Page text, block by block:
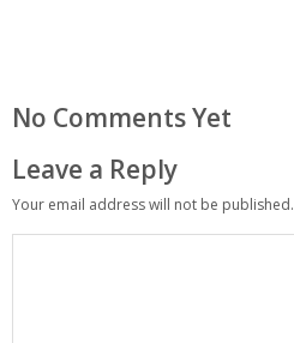
No Comments Yet
Leave a Reply
Your email address will not be published.